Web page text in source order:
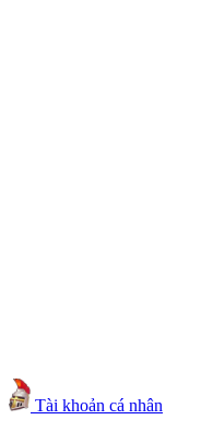
Tài khoản cá nhân